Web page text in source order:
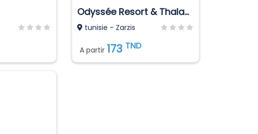
Odyssée Resort & Thalasso
tunisie - Zarzis
A partir 173 TND